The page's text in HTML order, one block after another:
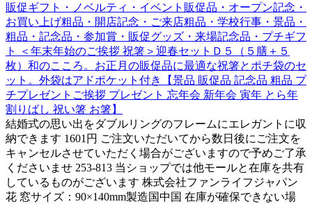
販促ギフト・ノベルティ・イベント販促品・オープン記念・
お買い上げ粗品・開店記念・ご来店粗品・学校行事・景品・
粗品・記念品・参加賞・販促グッズ・来場記念品・プチギフ
ト ＜年末年始のご挨拶 祝箸＞迎春セットＤ５（５膳＋５
枚）和のこころ。お正月の販促品に最適な祝箸とポチ袋のセ
ット。外袋はアドポケット付き【景品 販促品 記念品 粗品 プ
チプレゼントご挨拶 プレゼント 忘年会 新年会 寅年 とら年
割りばし 祝い箸 お箸】
結婚式の思い出をダブルリングのフレームにエレガントに収
納できます 1601円 ご注文いただいてから数日後にご注文を
キャンセルさせていただく場合がございますので予めご了承
くださいませ 253-813 当ショップでは他モールと在庫を共有
しているものがございます 株式会社ファンライフジャパン
花 窓サイズ：90×140mm製造国中国 在庫が確保できない場